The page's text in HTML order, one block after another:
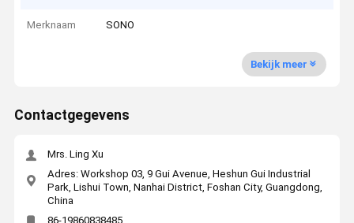
Merknaam SONO
Bekijk meer
Contactgegevens
Mrs. Ling Xu
Adres: Workshop 03, 9 Gui Avenue, Heshun Gui Industrial
Park, Lishui Town, Nanhai District, Foshan City, Guangdong,
China
86-19860838485